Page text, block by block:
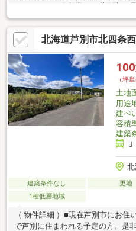
でしょうか？自然豊かな芦別市で
北海道芦別市北四条
100
（坪
土地
用途
建ぺ
容積
建築
建築条件なし 更地
1種低層地域
（ 物件詳細 ）■現在芦別市にお
で芦別に住まわれる予定の方。是